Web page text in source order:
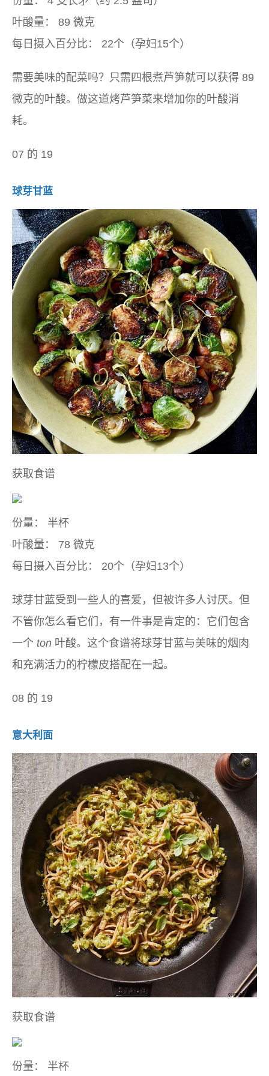
叶酸量：
89 微克
每日摄入百分比：
22个（孕妇15个）
需要美味的配菜吗？只需四根煮芦笋就可以获得 89
微克的叶酸。做这道烤芦笋菜来增加你的叶酸消
耗。
07 的 19
球芽甘蓝
获取食谱
份量：
半杯
叶酸量：
78 微克
每日摄入百分比：
20个（孕妇13个）
球芽甘蓝受到一些人的喜爱，但被许多人讨厌。但
不管你怎么看它们，有一件事是肯定的：它们包含
一个 ton 叶酸。这个食谱将球芽甘蓝与美味的烟肉
和充满活力的柠檬皮搭配在一起。
08 的 19
意大利面
获取食谱
份量： 半杯